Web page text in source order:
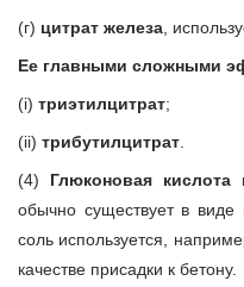
(г) цитрат железа ,
Ее главными сложными
(i) триэтилцитрат;
(ii) трибутилцитрат
(4) Глюконовая
обычно существует в виде
соль используется,
качестве присадки к бетону.